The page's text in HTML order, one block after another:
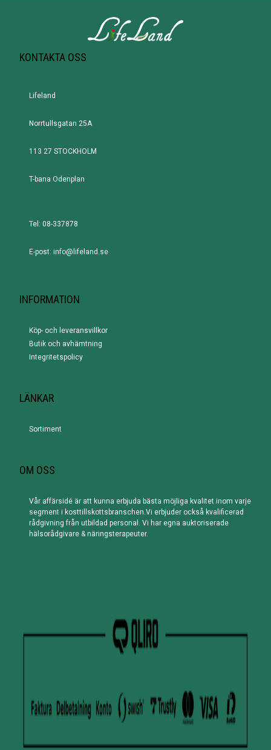
KONTAKTA OSS
Lifeland
Norrtullsgatan 25A
113 27 STOCKHOLM
T-bana Odenplan
Tel: 08-337878
E-post: info@lifeland.se
INFORMATION
Köp- och leveransvillkor
Butik och avhämtning
Integritetspolicy
LÄNKAR
Sortiment
OM OSS
Vår affärsidé är att kunna erbjuda bästa möjliga kvalitet inom varje
segment i kosttillskottsbranschen.Vi erbjuder också kvalificerad
rådgivning från utbildad personal. Vi har egna auktoriserade
hälsorådgivare & näringsterapeuter.